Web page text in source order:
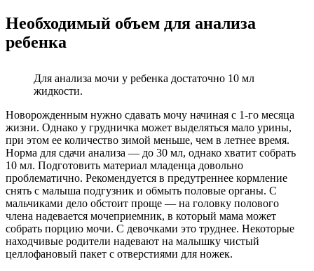
Необходимый объем для анализа
ребенка
Для анализа мочи у ребенка достаточно 10 мл
жидкости.
Новорожденным нужно сдавать мочу начиная с 1-го месяца
жизни. Однако у грудничка может выделяться мало урины,
при этом ее количество зимой меньше, чем в летнее время.
Норма для сдачи анализа — до 30 мл, однако хватит собрать
10 мл. Подготовить материал младенца довольно
проблематично. Рекомендуется в предутреннее кормление
снять с малыша подгузник и обмыть половые органы. С
мальчиками дело обстоит проще — на головку полового
члена надевается мочеприемник, в который мама может
собрать порцию мочи. С девочками это труднее. Некоторые
находчивые родители надевают на малышку чистый
целлофановый пакет с отверстиями для ножек.